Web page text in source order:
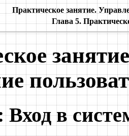
Практическое занятие.
Глава 5.
в